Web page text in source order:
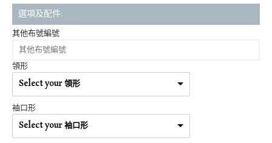
選項及配件:
其他布號編號
領形
Select your 領形
袖口形
Select your 袖口形